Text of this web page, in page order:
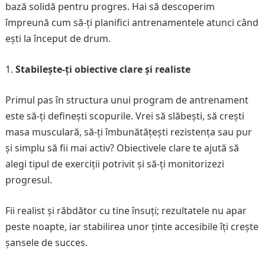
bază solidă pentru progres. Hai să descoperim
împreună cum să-ți planifici antrenamentele atunci când
ești la început de drum.
Stabilește-ți obiective clare și realiste
Primul pas în structura unui program de antrenament
este să-ți definești scopurile. Vrei să slăbești, să crești
masa musculară, să-ți îmbunătățești rezistența sau pur
și simplu să fii mai activ? Obiectivele clare te ajută să
alegi tipul de exerciții potrivit și să-ți monitorizezi
progresul.
Fii realist și răbdător cu tine însuți; rezultatele nu apar
peste noapte, iar stabilirea unor ținte accesibile îți crește
șansele de succes.